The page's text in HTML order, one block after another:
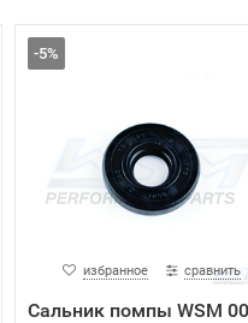
-5%
избранное сравнить
Сальник помпы WSM